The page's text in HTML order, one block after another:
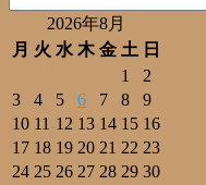
2026年8月
月 火 水 木 金 土 日
1
2
3
4 5 6 7 8
9
10 11 12 13 14 15 16
17 18 19 20 21 22 23
24 25 26 27 28 29 30